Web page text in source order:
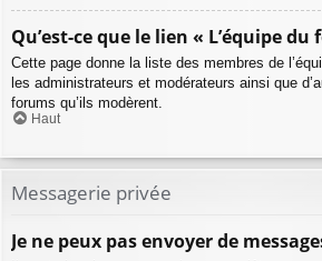
Qu’est-ce que le lien « L’équipe du
Cette page donne la liste des membres de
les administrateurs et modérateurs ainsi que
forums qu’ils modèrent.
Haut
Messagerie privée
Je ne peux pas envoyer de